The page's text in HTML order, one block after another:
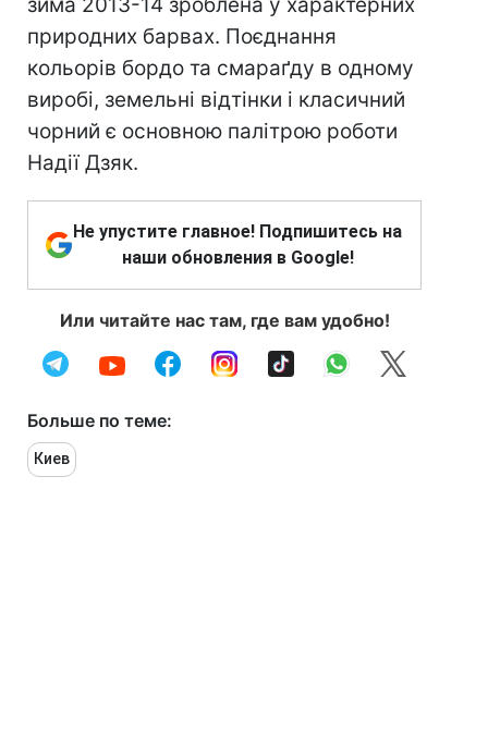
природних барвах. Поєднання
кольорів бордо та смараґду в одному
виробі, земельні відтінки і класичний
чорний є основною палітрою роботи
Надії Дзяк.
Не упустите главное! Подпишитесь на
наши обновления в Google!
Или читайте нас там, где вам удобно!
Больше по теме:
Киев